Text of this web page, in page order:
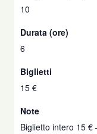
10
Durata (ore)
6
Biglietti
15 €
Note
Biglietto intero 15